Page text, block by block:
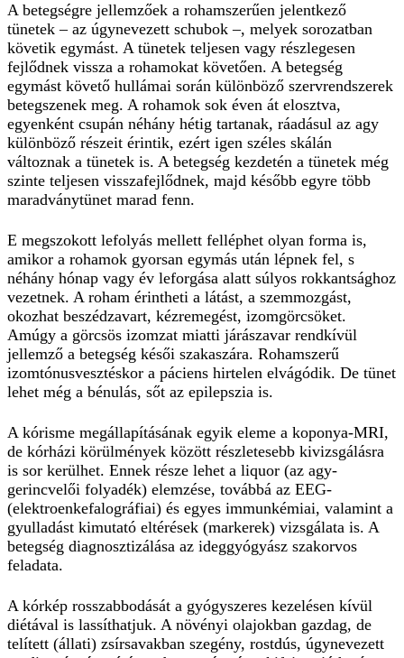
A betegségre jellemzőek a rohamszerűen jelentkező
tünetek – az úgynevezett schubok –, melyek sorozatban
követik egymást. A tünetek teljesen vagy részlegesen
fejlődnek vissza a rohamokat követően. A betegség
egymást követő hullámai során különböző szervrendszerek
betegszenek meg. A rohamok sok éven át elosztva,
egyenként csupán néhány hétig tartanak, ráadásul az agy
különböző részeit érintik, ezért igen széles skálán
változnak a tünetek is. A betegség kezdetén a tünetek még
szinte teljesen visszafejlődnek, majd később egyre több
maradványtünet marad fenn.
E megszokott lefolyás mellett felléphet olyan forma is,
amikor a rohamok gyorsan egymás után lépnek fel, s
néhány hónap vagy év leforgása alatt súlyos rokkantsághoz
vezetnek. A roham érintheti a látást, a szemmozgást,
okozhat beszédzavart, kézremegést, izomgörcsöket.
Amúgy a görcsös izomzat miatti járászavar rendkívül
jellemző a betegség késői szakaszára. Rohamszerű
izomtónusvesztéskor a páciens hirtelen elvágódik. De tünet
lehet még a bénulás, sőt az epilepszia is.
A kórisme megállapításának egyik eleme a koponya-MRI,
de kórházi körülmények között részletesebb kivizsgálásra
is sor kerülhet. Ennek része lehet a liquor (az agy-
gerincvelői folyadék) elemzése, továbbá az EEG-
(elektroenkefalográfiai) és egyes immunkémiai, valamint a
gyulladást kimutató eltérések (markerek) vizsgálata is. A
betegség diagnosztizálása az ideggyógyász szakorvos
feladata.
A kórkép rosszabbodását a gyógyszeres kezelésen kívül
diétával is lassíthatjuk. A növényi olajokban gazdag, de
telített (állati) zsírsavakban szegény, rostdús, úgynevezett